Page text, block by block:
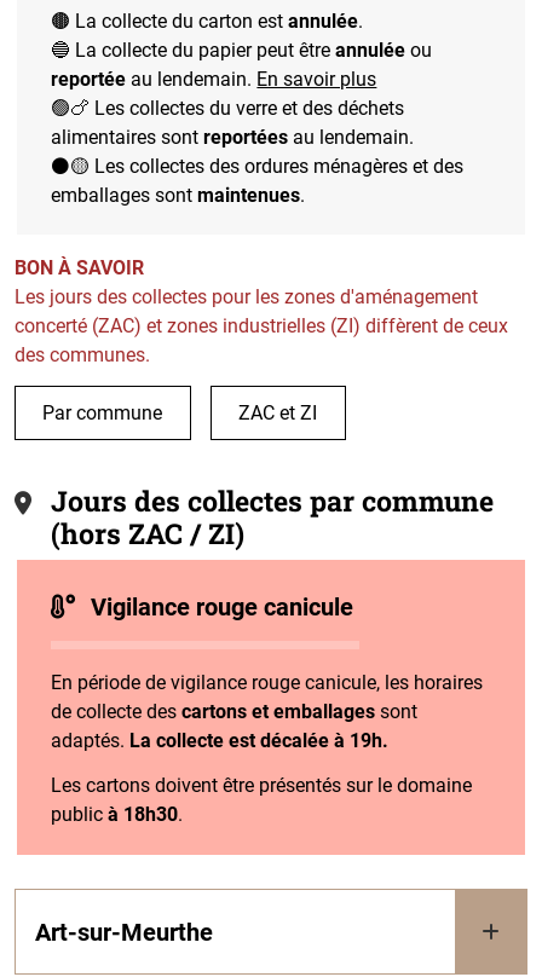
🟤 La collecte du carton estannulée.
🔵 La collecte du papier peut êtreannuléeou
reportée au lendemain. En savoir plus
🟢🍗 Les collectes du verre et des déchets
alimentaires sontreportées au lendemain.
⚫🟡 Les collectes des ordures ménagères et des
emballages sontmaintenues.
BON À SAVOIR
Les jours des collectes pour les zones d'aménagement
concerté (ZAC) et zones industrielles (ZI) diffèrent de ceux
des communes.
Par commune ZAC et ZI
Jours des collectes par commune
(hors ZAC / ZI)
Vigilance rouge canicule
En période de vigilance rouge canicule, les horaires
de collecte descartons et emballages sont
adaptés. La collecte est décalée à 19h.
Les cartons doivent être présentés sur le domaine
publicà 18h30.
Art-sur-Meurthe